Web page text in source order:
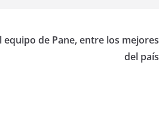
equipo de Pane, entre los mejores
del país